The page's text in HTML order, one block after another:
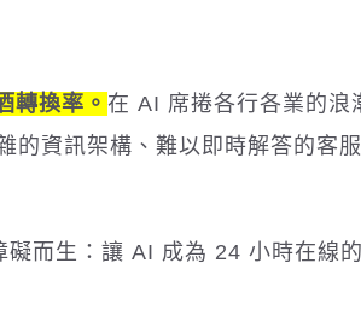
轉換率。 在 AI 席捲各行各業的浪
的資訊架構、難以即時解答的客
而生：讓 AI 成為 24 小時在線